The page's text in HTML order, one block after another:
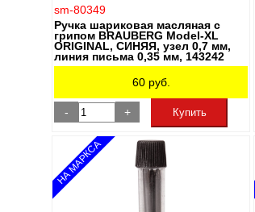
sm-80349
Ручка шариковая масляная с
грипом BRAUBERG Model-XL
ORIGINAL, СИНЯЯ, узел 0,7 мм,
линия письма 0,35 мм, 143242
60руб.
- + Купить
НА МАРКСА